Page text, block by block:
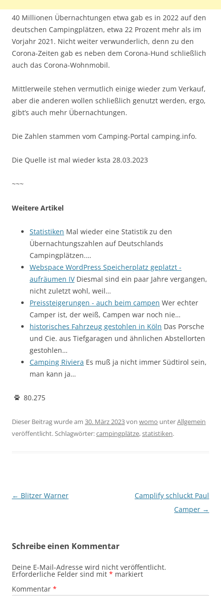
40 Millionen Übernachtungen etwa gab es in 2022 auf den
deutschen Campingplätzen, etwa 22 Prozent mehr als im
Vorjahr 2021. Nicht weiter verwunderlich, denn zu den
Corona-Zeiten gab es neben dem Corona-Hund schließlich
auch das Corona-Wohnmobil.
Mittlerweile stehen vermutlich einige wieder zum Verkauf,
aber die anderen wollen schließlich genutzt werden, ergo,
gibt’s auch mehr Übernachtungen.
Die Zahlen stammen vom Camping-Portal camping.info.
Die Quelle ist mal wieder ksta 28.03.2023
~~~
Weitere Artikel
Statistiken Mal wieder eine Statistik zu den
Übernachtungszahlen auf Deutschlands
Campingplätzen.…
Webspace WordPress Speicherplatz geplatzt -
aufräumen IVDiesmal sind ein paar Jahre vergangen,
nicht zuletzt wohl, weil…
Preissteigerungen - auch beim campen Wer echter
Camper ist, der weiß, Campen war noch nie…
historisches Fahrzeug gestohlen in Köln Das Porsche
und Cie. aus Tiefgaragen und ähnlichen Abstellorten
gestohlen…
Camping Riviera Es muß ja nicht immer Südtirol sein,
man kann ja…
80.275
Dieser Beitrag wurde am 30. März 2023von womo unterAllgemein
veröffentlicht. Schlagwörter:campingplätze,statistiken.
Beitragsnavigation
← Blitzer Warner
Camplify schluckt Paul
Camper →
Schreibe einen Kommentar
Deine E-Mail-Adresse wird nicht veröffentlicht.
Erforderliche Felder sind mit * markiert
Kommentar *